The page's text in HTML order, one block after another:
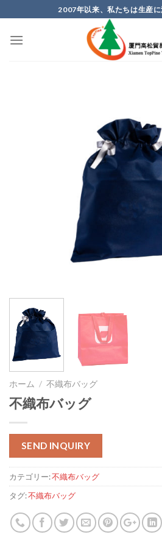
to
content
2007年以来、私たちは生産
ホーム / 不織布バッグ
不織布バッグ
SEND INQUIRY
カテゴリー:不織布バッグ
タグ:不織布バッグ